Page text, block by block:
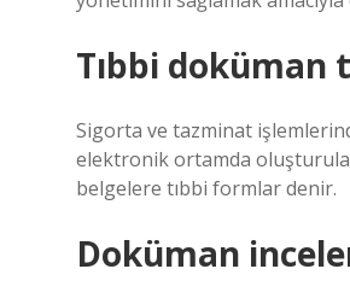
Tıbbi
Sigorta ve tazminat
elektronik ortamda
belgelere tıbbi formlar denir.
Doküman